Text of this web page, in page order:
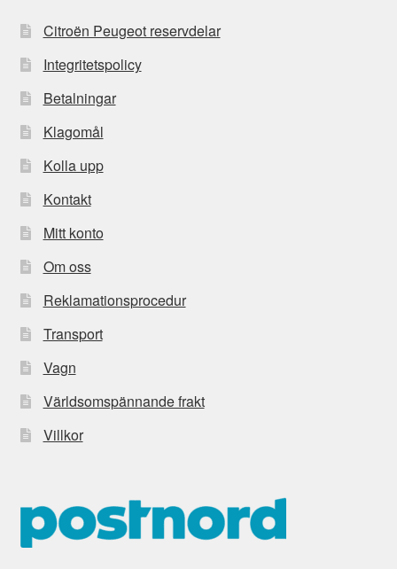
Citroën Peugeot reservdelar
Integritetspolicy
Betalningar
Klagomål
Kolla upp
Kontakt
Mitt konto
Om oss
Reklamationsprocedur
Transport
Vagn
Världsomspännande frakt
Villkor